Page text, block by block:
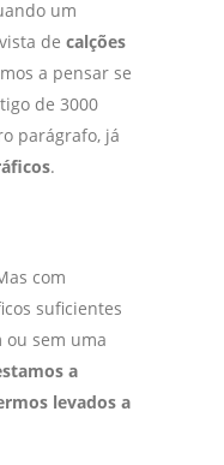
um
de calções
a pensar se
de 3000
parágrafo, já
.
com
suficientes
sem uma
a
levados a